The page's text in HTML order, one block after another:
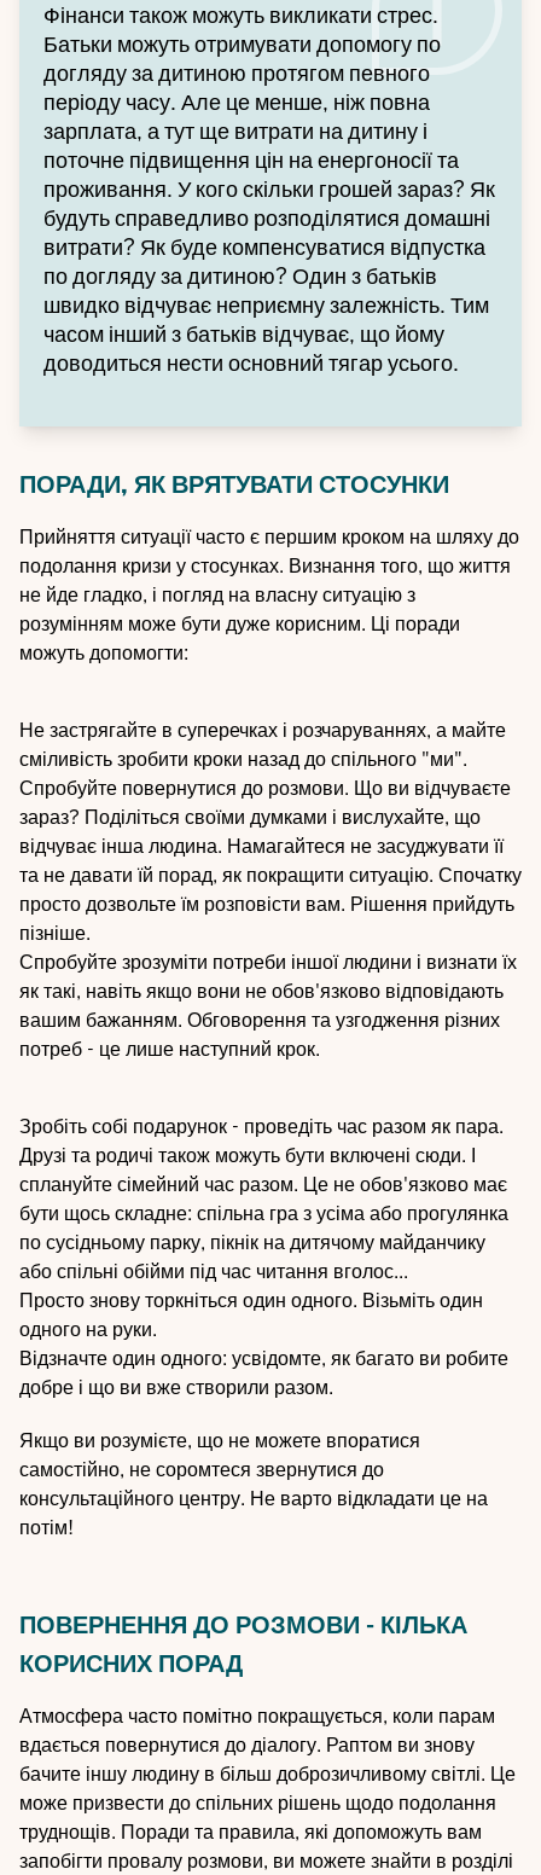
Фінанси також можуть викликати стрес.
Батьки можуть отримувати допомогу по
догляду за дитиною протягом певного
періоду часу. Але це менше, ніж повна
зарплата, а тут ще витрати на дитину і
поточне підвищення цін на енергоносії та
проживання. У кого скільки грошей зараз? Як
будуть справедливо розподілятися домашні
витрати? Як буде компенсуватися відпустка
по догляду за дитиною? Один з батьків
швидко відчуває неприємну залежність. Тим
часом інший з батьків відчуває, що йому
доводиться нести основний тягар усього.
ПОРАДИ, ЯК ВРЯТУВАТИ СТОСУНКИ
Прийняття ситуації часто є першим кроком на шляху до
подолання кризи у стосунках. Визнання того, що життя
не йде гладко, і погляд на власну ситуацію з
розумінням може бути дуже корисним. Ці поради
можуть допомогти:
Не застрягайте в суперечках і розчаруваннях, а майте
сміливість зробити кроки назад до спільного "ми".
Спробуйте повернутися до розмови. Що ви відчуваєте
зараз? Поділіться своїми думками і вислухайте, що
відчуває інша людина. Намагайтеся не засуджувати її
та не давати їй порад, як покращити ситуацію. Спочатку
просто дозвольте їм розповісти вам. Рішення прийдуть
пізніше.
Спробуйте зрозуміти потреби іншої людини і визнати їх
як такі, навіть якщо вони не обов'язково відповідають
вашим бажанням. Обговорення та узгодження різних
потреб - це лише наступний крок.
Зробіть собі подарунок - проведіть час разом як пара.
Друзі та родичі також можуть бути включені сюди. І
сплануйте сімейний час разом. Це не обов'язково має
бути щось складне: спільна гра з усіма або прогулянка
по сусідньому парку, пікнік на дитячому майданчику
або спільні обійми під час читання вголос...
Просто знову торкніться один одного. Візьміть один
одного на руки.
Відзначте один одного: усвідомте, як багато ви робите
добре і що ви вже створили разом.
Якщо ви розумієте, що не можете впоратися
самостійно, не соромтеся звернутися до
консультаційного центру. Не варто відкладати це на
потім!
ПОВЕРНЕННЯ ДО РОЗМОВИ - КІЛЬКА
КОРИСНИХ ПОРАД
Атмосфера часто помітно покращується, коли парам
вдається повернутися до діалогу. Раптом ви знову
бачите іншу людину в більш доброзичливому світлі. Це
може призвести до спільних рішень щодо подолання
труднощів. Поради та правила, які допоможуть вам
запобігти провалу розмови, ви можете знайти в розділі